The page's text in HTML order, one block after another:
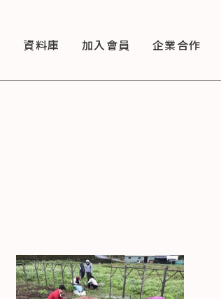
資料庫 加入會員 企業合作